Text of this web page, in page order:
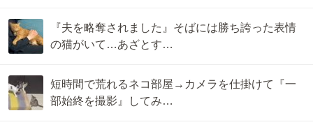
『夫を略奪されました』そばには勝ち誇った表情
の猫がいて…あざとす…
短時間で荒れるネコ部屋→カメラを仕掛けて『一
部始終を撮影』してみ…